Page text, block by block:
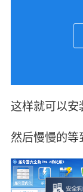
这样就可以安
然后慢慢的